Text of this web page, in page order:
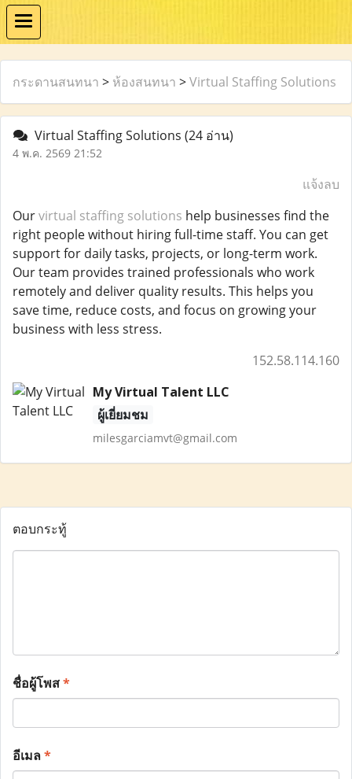
กระดานสนทนา > ห้องสนทนา >Virtual Staffing Solutions
Virtual Staffing Solutions (24 อ่าน)
4 พ.ค. 2569 21:52
แจ้งลบ
Ourvirtual staffing solutions help businesses find the
right people without hiring full-time staff. You can get
support for daily tasks, projects, or long-term work.
Our team provides trained professionals who work
remotely and deliver quality results. This helps you
save time, reduce costs, and focus on growing your
business with less stress.
152.58.114.160
My Virtual Talent LLC
ผู้เยี่ยมชม
milesgarciamvt@gmail.com
ตอบกระทู้
ชื่อผู้โพส*
อีเมล*